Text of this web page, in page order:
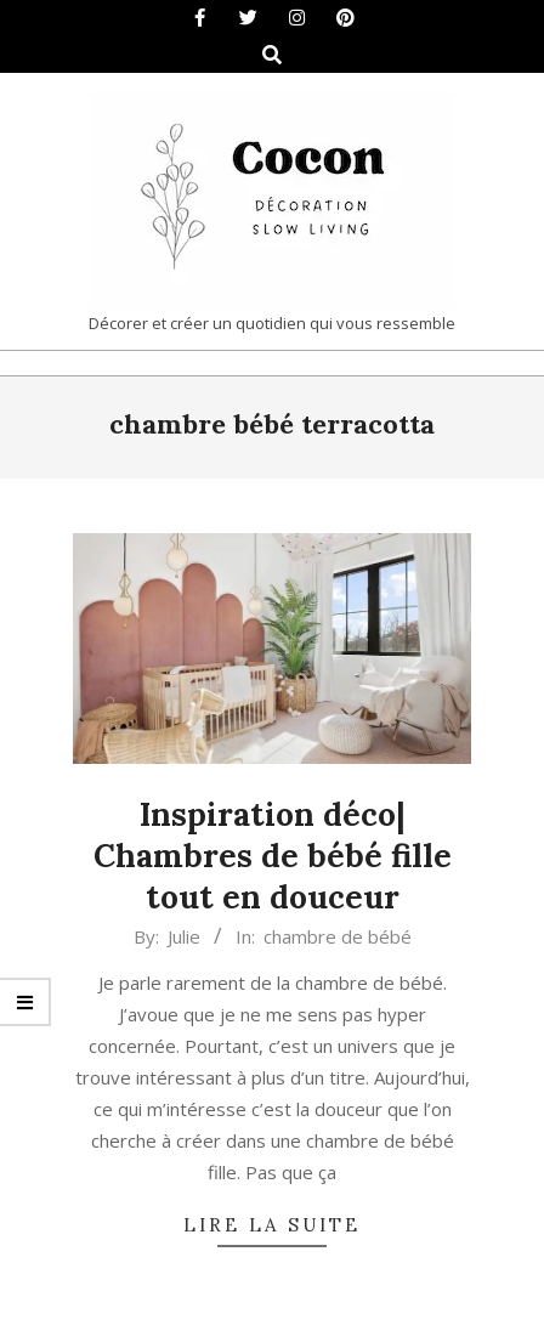
content
Search
COCON
|
DÉCORATION
LIVING
Décorer et créer un quotidien qui vous ressemble
chambre bébé terracotta
Inspiration déco|
Chambres de bébé fille
tout en douceur
By: Julie In: chambre de bébé
Je parle rarement de la chambre de bébé.
J’avoue que je ne me sens pas hyper
concernée. Pourtant, c’est un univers que je
trouve intéressant à plus d’un titre. Aujourd’hui,
ce qui m’intéresse c’est la douceur que l’on
cherche à créer dans une chambre de bébé
fille. Pas que ça
LIRE LA SUITE